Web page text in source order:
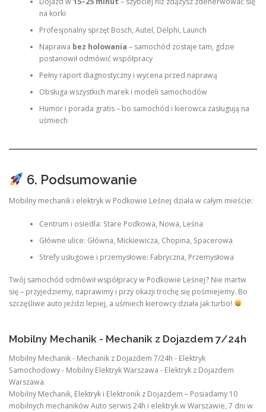
na korki
Profesjonalny sprzęt Bosch, Autel, Delphi, Launch
Naprawa bez holowania – samochód zostaje tam, gdzie
postanowił odmówić współpracy
Pełny raport diagnostyczny i wycena przed naprawą
Obsługa wszystkich marek i modeli samochodów
Humor i porada gratis – bo samochód i kierowca zasługują na
uśmiech
6. Podsumowanie
Mobilny mechanik i elektryk w Podkowie Leśnej działa w całym mieście:
Centrum i osiedla: Stare Podkowa, Nowa, Leśna
Główne ulice: Główna, Mickiewicza, Chopina, Spacerowa
Strefy usługowe i przemysłowe: Fabryczna, Przemysłowa
Twój samochód odmówił współpracy w Podkowie Leśnej? Nie martw
się – przyjedziemy, naprawimy i przy okazji trochę się pośmiejemy. Bo
szczęśliwe auto jeździ lepiej, a uśmiech kierowcy działa jak turbo!
Mobilny Mechanik - Mechanik z Dojazdem 7/24h
Mobilny Mechanik - Mechanik z Dojazdem 7/24h - Elektryk
Samochodowy - Mobilny Elektryk Warszawa - Elektryk z Dojazdem
Warszawa
Mobilny Mechanik, Elektryk i Elektronik z Dojazdem – Posiadamy 10
mobilnych mechaników Auto serwis 24h i elektryk w Warszawie, 7 dni w